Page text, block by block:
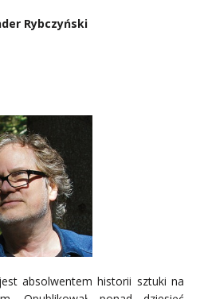
Rybczyński
jest absolwentem historii sztuki na